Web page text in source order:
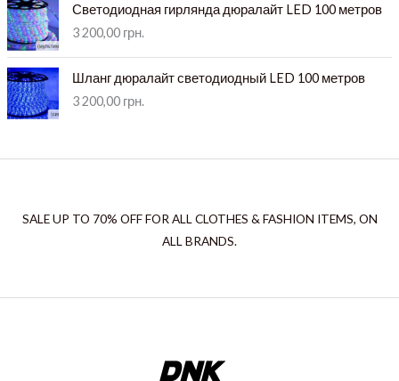
Светодиодная гирлянда дюралайт LED 100 метров
3 200,00 грн.
Шланг дюралайт светодиодный LED 100 метров
3 200,00 грн.
SALE UP TO 70% OFF FOR ALL CLOTHES & FASHION ITEMS, ON
ALL BRANDS.